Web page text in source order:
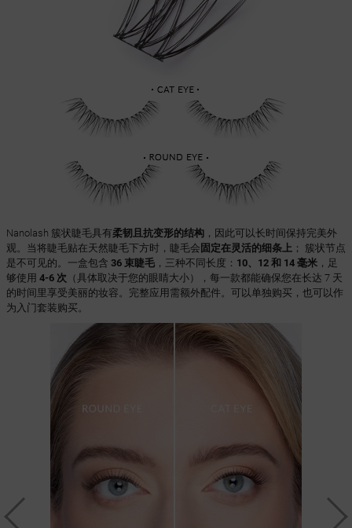
Nanolash 簇状睫毛具有柔韧且抗变形的结构，因此可以长时间保持完美外
观。当将睫毛贴在天然睫毛下方时，睫毛会 固定在灵活的细条上； 簇状节点
是不可见的。一盒包含 36 束睫毛，三种不同长度： 10、12 和 14 毫米，足
够使用 4-6 次 （具体取决于您的眼睛大小），每一款都能确保您在长达 7 天
的时间里享受美丽的妆容。完整应用需额外配件。可以单独购买，也可以作
为入门套装购买。